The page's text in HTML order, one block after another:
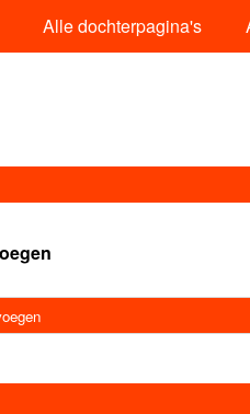
Alle dochterpagina's